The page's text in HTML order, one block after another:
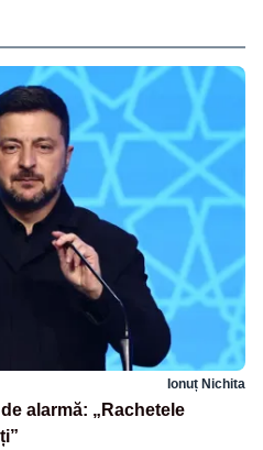
Ionuț Nichita
alarmă: „Rachetele